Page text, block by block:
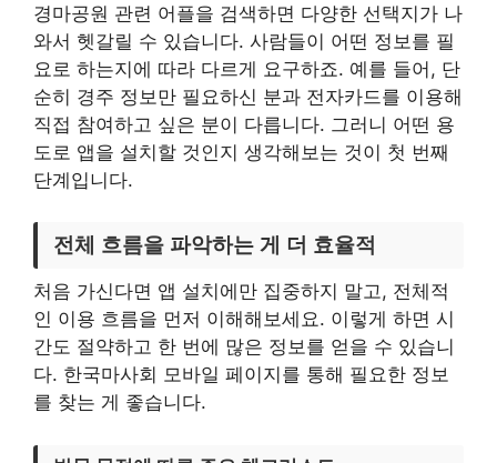
경마공원 관련 어플을 검색하면 다양한 선택지가 나
와서 헷갈릴 수 있습니다. 사람들이 어떤 정보를 필
요로 하는지에 따라 다르게 요구하죠. 예를 들어, 단
순히 경주 정보만 필요하신 분과 전자카드를 이용해
직접 참여하고 싶은 분이 다릅니다. 그러니 어떤 용
도로 앱을 설치할 것인지 생각해보는 것이 첫 번째
단계입니다.
전체 흐름을 파악하는 게 더 효율적
처음 가신다면 앱 설치에만 집중하지 말고, 전체적
인 이용 흐름을 먼저 이해해보세요. 이렇게 하면 시
간도 절약하고 한 번에 많은 정보를 얻을 수 있습니
다. 한국마사회 모바일 페이지를 통해 필요한 정보
를 찾는 게 좋습니다.